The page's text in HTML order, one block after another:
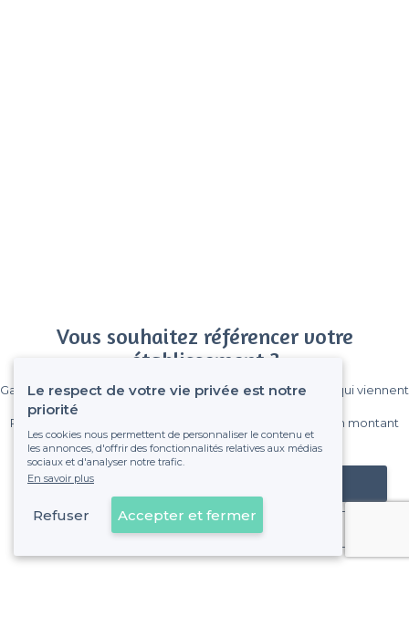
Vous souhaitez référencer votre
établissement ?
Gagnez de nombreux clients parmi le million de visiteurs qui viennent
Pas de commissions et sans engagement, vous payez un montant
fixe sans risque de voir déraper la facture.
Référencer mon établissement
Déjà client
Le respect de votre vie privée est notre
priorité
Les cookies nous permettent de personnaliser le contenu et
les annonces, d'offrir des fonctionnalités relatives aux médias
sociaux et d'analyser notre trafic.
En savoir plus
Refuser Accepter et fermer